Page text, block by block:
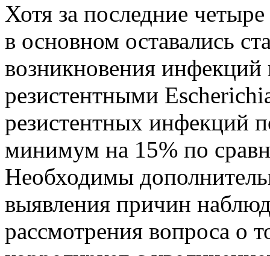
Хотя за последние
в основном оставались
возникновения инфекций
резистентными
резистентных инфекций
минимум на 15% по
Необходимы
выявления причин
рассмотрения вопроса о